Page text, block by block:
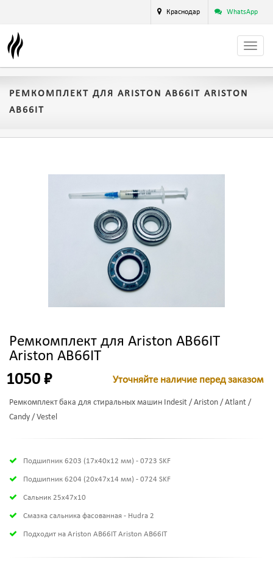
Краснодар WhatsApp
РЕМКОМПЛЕКТ ДЛЯ ARISTON AB66IT ARISTON
AB66IT
Ремкомплект для Ariston AB66IT
Ariston AB66IT
1050 ₽ Уточняйте наличие перед заказом
Ремкомплект бака для стиральных машин Indesit / Ariston / Atlant /
Candy / Vestel
Подшипник 6203 (17х40х12 мм) - 0723 SKF
Подшипник 6204 (20х47х14 мм) - 0724 SKF
Сальник 25x47x10
Смазка сальника фасованная - Hudra 2
Подходит на Ariston AB66IT Ariston AB66IT